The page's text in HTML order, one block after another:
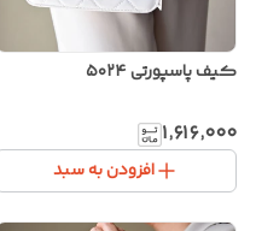
کیف پاسپورتی ۵۰۲۴
۱٬۶۱۶٬۰۰۰
افزودن به سبد